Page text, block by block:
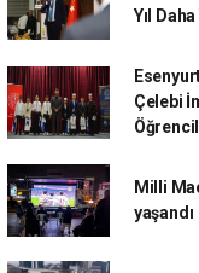
Yıl
Çelebi
Milli
yaşandı